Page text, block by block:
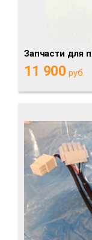
Запчасти для
11 900 руб.